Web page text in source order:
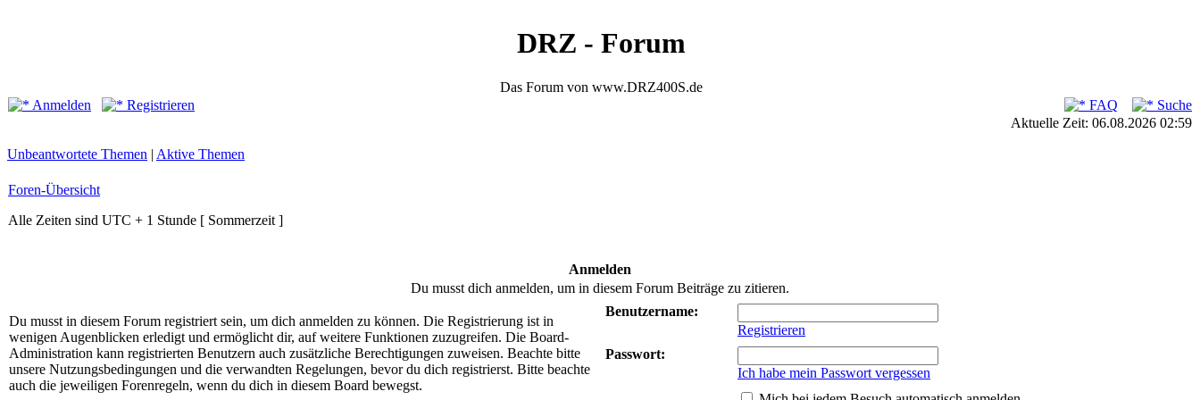
DRZ - Forum
Das Forum von www.DRZ400S.de
Anmelden
Registrieren FAQ
Suche
Aktuelle Zeit: 06.08.2026 02:59
Unbeantwortete Themen | Aktive Themen
Foren-Übersicht
Alle Zeiten sind UTC + 1 Stunde [ Sommerzeit ]
Anmelden
Du musst dich anmelden, um in diesem Forum Beiträge zu zitieren.
Du musst in diesem Forum registriert sein, um dich anmelden zu können. Die Registrierung ist in
wenigen Augenblicken erledigt und ermöglicht dir, auf weitere Funktionen zuzugreifen. Die Board-
Administration kann registrierten Benutzern auch zusätzliche Berechtigungen zuweisen. Beachte bitte
unsere Nutzungsbedingungen und die verwandten Regelungen, bevor du dich registrierst. Bitte beachte
auch die jeweiligen Forenregeln, wenn du dich in diesem Board bewegst.
Benutzername:
Registrieren
Passwort:
Ich habe mein Passwort vergessen